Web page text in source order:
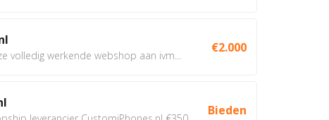
volledig werkende webshop aan ivm...
€2.000
Bieden